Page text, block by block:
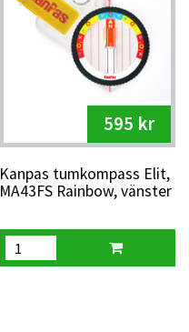
595 kr
Kanpas tumkompass Elit,
MA43FS Rainbow, vänster